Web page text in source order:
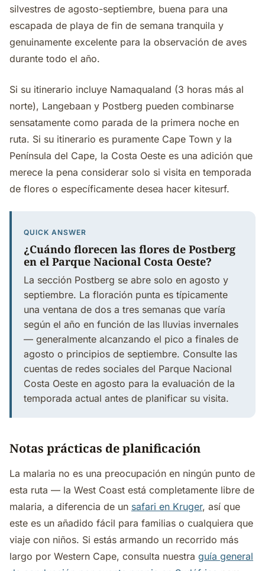
silvestres de agosto-septiembre, buena para una
escapada de playa de fin de semana tranquila y
genuinamente excelente para la observación de aves
durante todo el año.
Si su itinerario incluye Namaqualand (3 horas más al
norte), Langebaan y Postberg pueden combinarse
sensatamente como parada de la primera noche en
ruta. Si su itinerario es puramente Cape Town y la
Península del Cape, la Costa Oeste es una adición que
merece la pena considerar solo si visita en temporada
de flores o específicamente desea hacer kitesurf.
QUICK ANSWER
¿Cuándo florecen las flores de Postberg
en el Parque Nacional Costa Oeste?
La sección Postberg se abre solo en agosto y
septiembre. La floración punta es típicamente
una ventana de dos a tres semanas que varía
según el año en función de las lluvias invernales
— generalmente alcanzando el pico a finales de
agosto o principios de septiembre. Consulte las
cuentas de redes sociales del Parque Nacional
Costa Oeste en agosto para la evaluación de la
temporada actual antes de planificar su visita.
Notas prácticas de planificación
La malaria no es una preocupación en ningún punto de
esta ruta — la West Coast está completamente libre de
malaria, a diferencia de un safari en Kruger, así que
este es un añadido fácil para familias o cualquiera que
viaje con niños. Si estás armando un recorrido más
largo por Western Cape, consulta nuestra guía general